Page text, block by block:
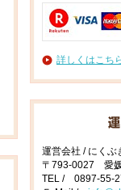
詳しくはこち
運営会社 / にくぶ
〒793-0027 愛
TEL / 0897-55-